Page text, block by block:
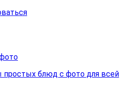
простых блюд с фото для всей